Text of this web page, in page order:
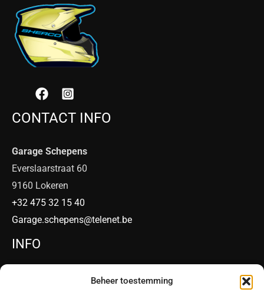
Beheer toestemming
CONTACT INFO
Garage Schepens
Everslaarstraat 60
9160 Lokeren
+32 475 32 15 40
Garage.schepens@telenet.be
INFO